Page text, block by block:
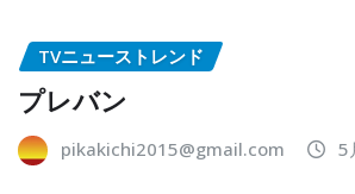
TVニューストレンド
プレバン
pikakichi2015@gmail.com 5